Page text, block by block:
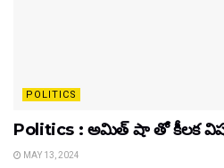
POLITICS
Politics : అమిత్ షా తో కీలక
MAY 13, 2024